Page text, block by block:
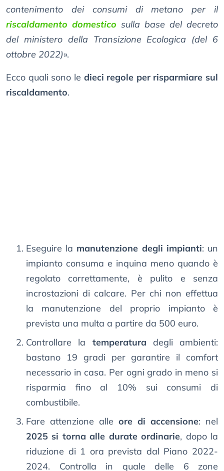
contenimento dei consumi di metano per il
riscaldamento domestico sulla base del decreto
del ministero della Transizione Ecologica (del 6
ottobre 2022)».
Ecco quali sono le dieci regole per risparmiare sul
riscaldamento.
Eseguire la manutenzione degli impianti: un
impianto consuma e inquina meno quando è
regolato correttamente, è pulito e senza
incrostazioni di calcare. Per chi non effettua
la manutenzione del proprio impianto è
prevista una multa a partire da 500 euro.
Controllare la temperatura degli ambienti:
bastano 19 gradi per garantire il comfort
necessario in casa. Per ogni grado in meno si
risparmia fino al 10% sui consumi di
combustibile.
Fare attenzione alle ore di accensione: nel
2025 si torna alle durate ordinarie, dopo la
riduzione di 1 ora prevista dal Piano 2022-
2024. Controlla in quale delle 6 zone